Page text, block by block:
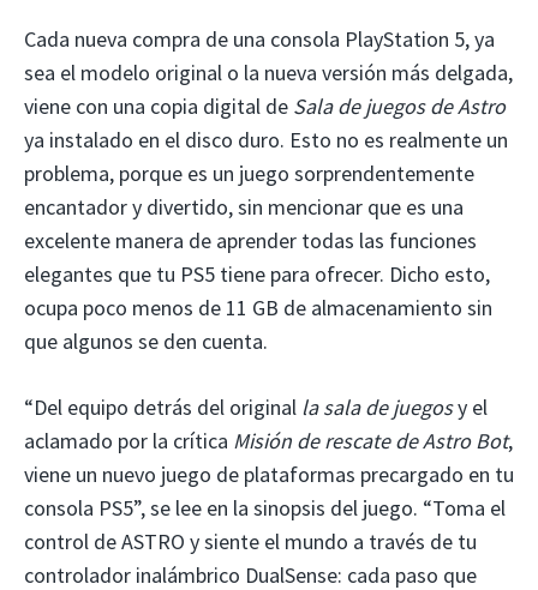
Cada nueva compra de una consola PlayStation 5, ya
sea el modelo original o la nueva versión más delgada,
viene con una copia digital de Sala de juegos de Astro
ya instalado en el disco duro. Esto no es realmente un
problema, porque es un juego sorprendentemente
encantador y divertido, sin mencionar que es una
excelente manera de aprender todas las funciones
elegantes que tu PS5 tiene para ofrecer. Dicho esto,
ocupa poco menos de 11 GB de almacenamiento sin
que algunos se den cuenta.
“Del equipo detrás del original la sala de juegosy el
aclamado por la crítica Misión de rescate de Astro Bot,
viene un nuevo juego de plataformas precargado en tu
consola PS5”, se lee en la sinopsis del juego. “Toma el
control de ASTRO y siente el mundo a través de tu
controlador inalámbrico DualSense: cada paso que